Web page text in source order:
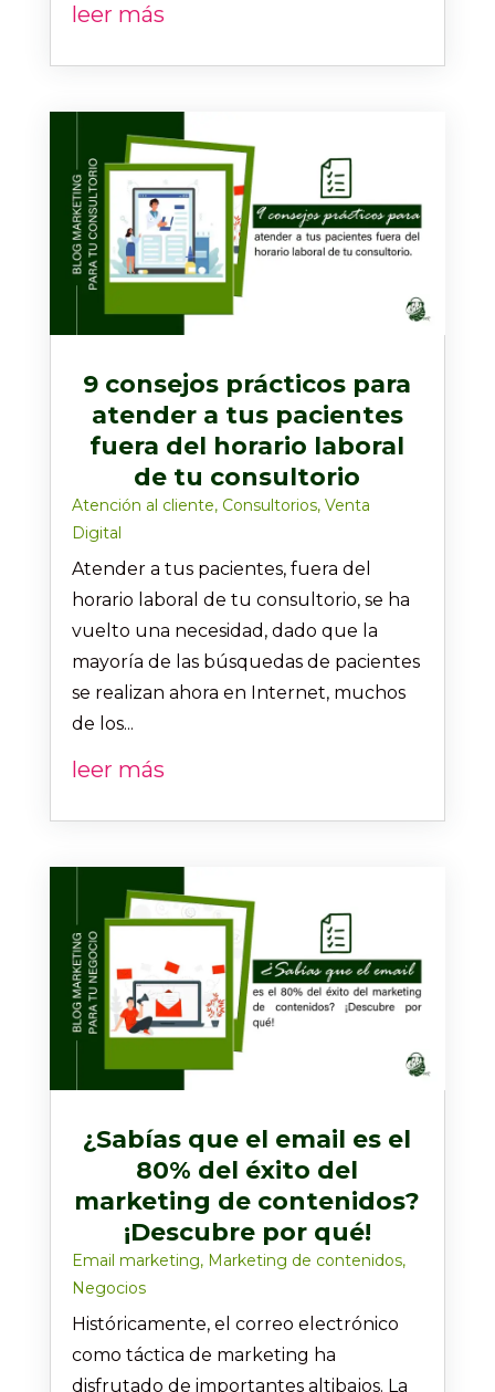
leer más
9 consejos prácticos para
atender a tus pacientes
fuera del horario laboral
de tu consultorio
Atención al cliente, Consultorios, Venta
Digital
Atender a tus pacientes, fuera del
horario laboral de tu consultorio, se ha
vuelto una necesidad, dado que la
mayoría de las búsquedas de pacientes
se realizan ahora en Internet, muchos
de los...
leer más
¿Sabías que el email es el
80% del éxito del
marketing de contenidos?
¡Descubre por qué!
Email marketing, Marketing de contenidos,
Negocios
Históricamente, el correo electrónico
como táctica de marketing ha
disfrutado de importantes altibajos. La